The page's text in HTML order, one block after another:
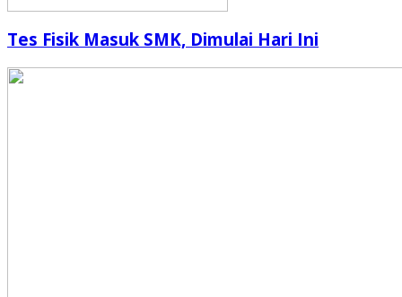
Tes Fisik Masuk SMK, Dimulai Hari Ini